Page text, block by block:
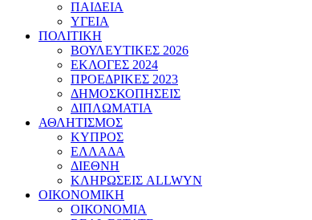
ΠΑΙΔΕΙΑ
ΥΓΕΙΑ
ΠΟΛΙΤΙΚΗ
ΒΟΥΛΕΥΤΙΚΕΣ 2026
ΕΚΛΟΓΕΣ 2024
ΠΡΟΕΔΡΙΚΕΣ 2023
ΔΗΜΟΣΚΟΠΗΣΕΙΣ
ΔΙΠΛΩΜΑΤΙΑ
ΑΘΛΗΤΙΣΜΟΣ
ΚΥΠΡΟΣ
ΕΛΛΑΔΑ
ΔΙΕΘΝΗ
ΚΛΗΡΩΣΕΙΣ ALLWYN
ΟΙΚΟΝΟΜΙΚΗ
ΟΙΚΟΝΟΜΙΑ